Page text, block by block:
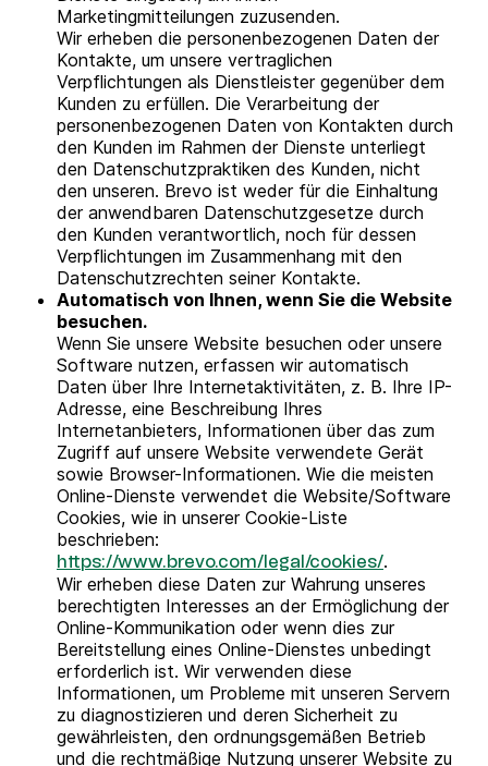
Marketingmitteilungen zuzusenden.
Wir erheben die personenbezogenen Daten der
Kontakte, um unsere vertraglichen
Verpflichtungen als Dienstleister gegenüber dem
Kunden zu erfüllen. Die Verarbeitung der
personenbezogenen Daten von Kontakten durch
den Kunden im Rahmen der Dienste unterliegt
den Datenschutzpraktiken des Kunden, nicht
den unseren. Brevo ist weder für die Einhaltung
der anwendbaren Datenschutzgesetze durch
den Kunden verantwortlich, noch für dessen
Verpflichtungen im Zusammenhang mit den
Datenschutzrechten seiner Kontakte.
Automatisch von Ihnen, wenn Sie die Website
besuchen.
Wenn Sie unsere Website besuchen oder unsere
Software nutzen, erfassen wir automatisch
Daten über Ihre Internetaktivitäten, z. B. Ihre IP-
Adresse, eine Beschreibung Ihres
Internetanbieters, Informationen über das zum
Zugriff auf unsere Website verwendete Gerät
sowie Browser-Informationen. Wie die meisten
Online-Dienste verwendet die Website/Software
Cookies, wie in unserer Cookie-Liste
beschrieben:
https://www.brevo.com/legal/cookies/.
Wir erheben diese Daten zur Wahrung unseres
berechtigten Interesses an der Ermöglichung der
Online-Kommunikation oder wenn dies zur
Bereitstellung eines Online-Dienstes unbedingt
erforderlich ist. Wir verwenden diese
Informationen, um Probleme mit unseren Servern
zu diagnostizieren und deren Sicherheit zu
gewährleisten, den ordnungsgemäßen Betrieb
und die rechtmäßige Nutzung unserer Website zu